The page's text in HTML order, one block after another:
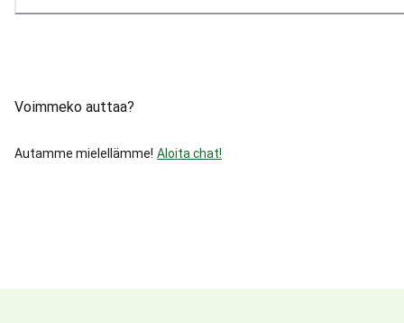
Voimmeko auttaa?
Autamme mielellämme! Aloita chat!